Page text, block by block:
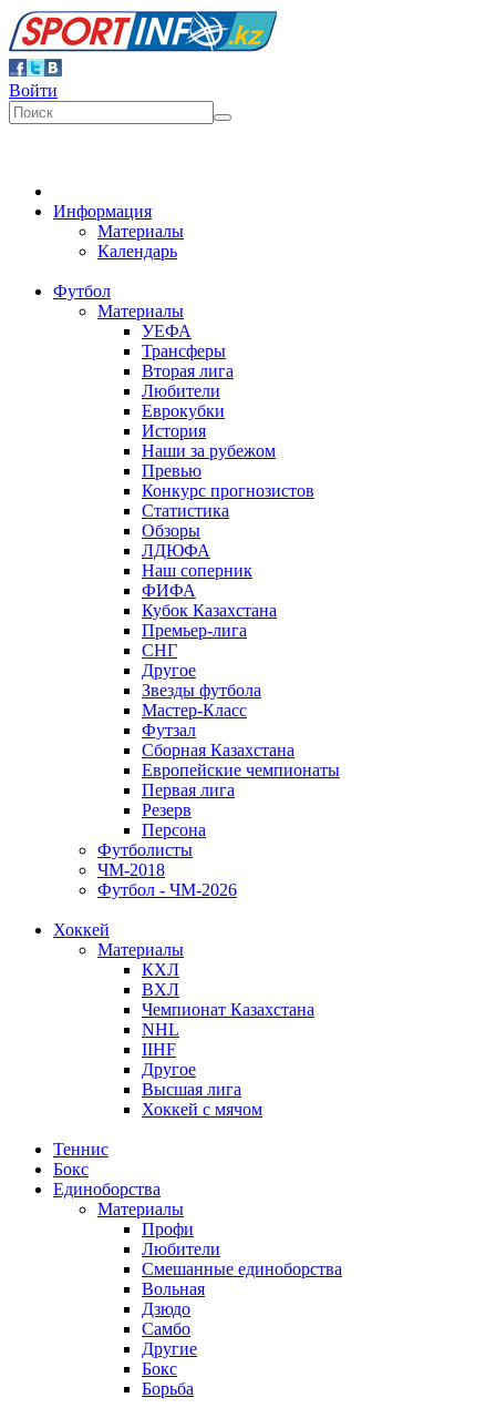
Войти
Информация
Материалы
Календарь
Футбол
Материалы
УЕФА
Трансферы
Вторая лига
Любители
Еврокубки
История
Наши за рубежом
Превью
Конкурс прогнозистов
Статистика
Обзоры
ЛДЮФА
Наш соперник
ФИФА
Кубок Казахстана
Премьер-лига
СНГ
Другое
Звезды футбола
Мастер-Класс
Футзал
Сборная Казахстана
Европейские чемпионаты
Первая лига
Резерв
Персона
Футболисты
ЧМ-2018
Футбол - ЧМ-2026
Хоккей
Материалы
КХЛ
ВХЛ
Чемпионат Казахстана
NHL
IIHF
Другое
Высшая лига
Хоккей с мячом
Теннис
Бокс
Единоборства
Материалы
Профи
Любители
Смешанные единоборства
Вольная
Дзюдо
Самбо
Другие
Бокс
Борьба